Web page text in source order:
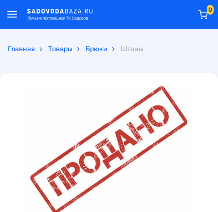
0
Главная Товары Брюки Штаны